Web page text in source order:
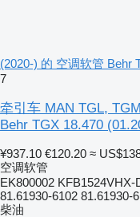
(2020-) 的 空调软管 Behr
7
牵引车 MAN TGL,
Behr TGX 18.470
¥937.10 €120.20 ≈
空调软管
EK800002 KFB1524VHX-
81.61930-6102 81.61930-
柴油